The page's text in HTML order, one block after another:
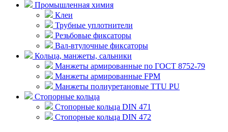
Промышленная химия
Клеи
Трубные уплотнители
Резьбовые фиксаторы
Вал-втулочные фиксаторы
Кольца, манжеты, сальники
Манжеты армированные по ГОСТ 8752-79
Манжеты армированные FPM
Манжеты полиуретановые TTU PU
Стопорные кольца
Стопорные кольца DIN 471
Стопорные кольца DIN 472